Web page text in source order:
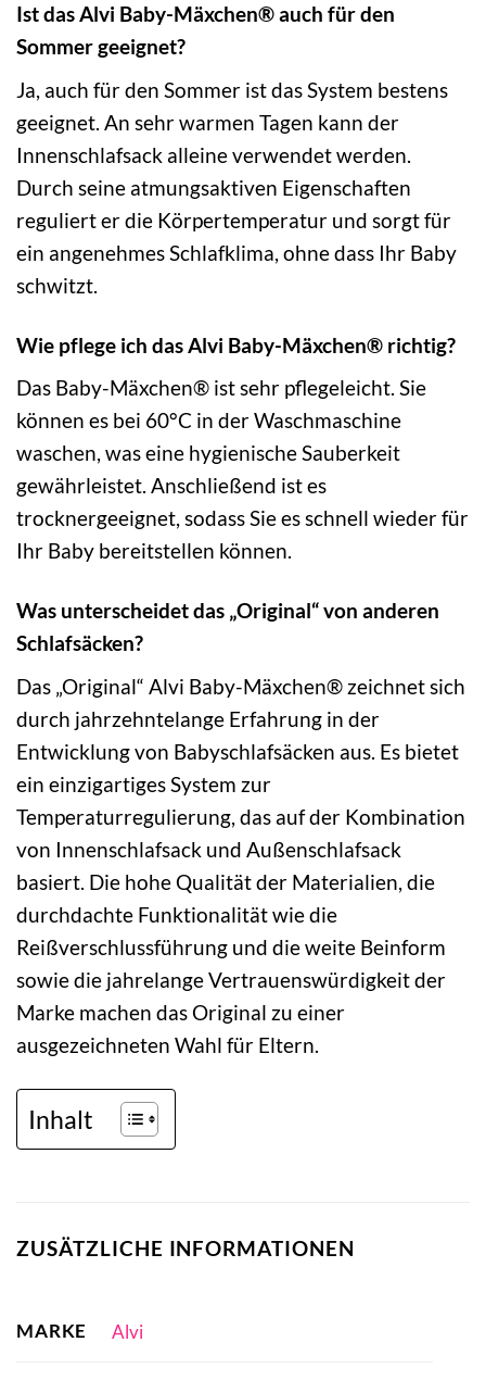
Ist das Alvi Baby-Mäxchen® auch für den
Sommer geeignet?
Ja, auch für den Sommer ist das System bestens
geeignet. An sehr warmen Tagen kann der
Innenschlafsack alleine verwendet werden.
Durch seine atmungsaktiven Eigenschaften
reguliert er die Körpertemperatur und sorgt für
ein angenehmes Schlafklima, ohne dass Ihr Baby
schwitzt.
Wie pflege ich das Alvi Baby-Mäxchen® richtig?
Das Baby-Mäxchen® ist sehr pflegeleicht. Sie
können es bei 60°C in der Waschmaschine
waschen, was eine hygienische Sauberkeit
gewährleistet. Anschließend ist es
trocknergeeignet, sodass Sie es schnell wieder für
Ihr Baby bereitstellen können.
Was unterscheidet das „Original“ von anderen
Schlafsäcken?
Das „Original“ Alvi Baby-Mäxchen® zeichnet sich
durch jahrzehntelange Erfahrung in der
Entwicklung von Babyschlafsäcken aus. Es bietet
ein einzigartiges System zur
Temperaturregulierung, das auf der Kombination
von Innenschlafsack und Außenschlafsack
basiert. Die hohe Qualität der Materialien, die
durchdachte Funktionalität wie die
Reißverschlussführung und die weite Beinform
sowie die jahrelange Vertrauenswürdigkeit der
Marke machen das Original zu einer
ausgezeichneten Wahl für Eltern.
Inhalt
ZUSÄTZLICHE INFORMATIONEN
MARKE Alvi